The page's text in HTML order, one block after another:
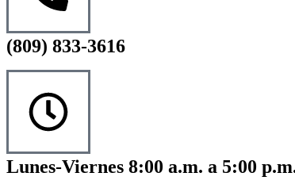
(809) 833-3616
Lunes-Viernes 8:00 a.m. a 5:00